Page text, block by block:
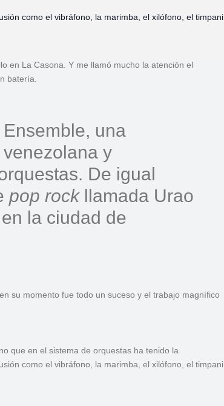
como el vibráfono, la marimba, el xilófono, el timpani
en La Casona. Y me llamó mucho la atención el
batería.
Ensemble, una
y
De igual
pop rockllamada Urao
la ciudad de
su momento fue todo un suceso y el trabajo magnífico
que en el sistema de orquestas ha tenido la
como el vibráfono, la marimba, el xilófono, el timpani